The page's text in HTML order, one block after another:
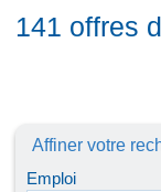
141 offres
Affiner votre
Emploi